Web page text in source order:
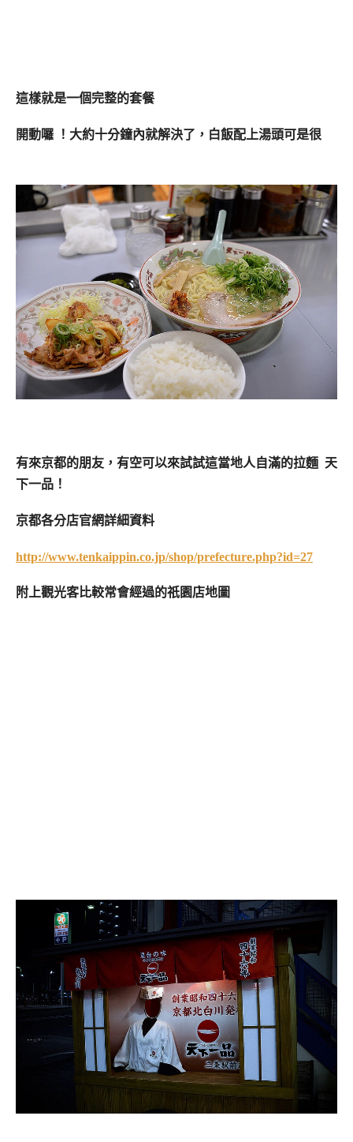
這樣就是一個完整的套餐
開動囉 ！大約十分鐘內就解決了，白飯配上湯頭可是很
有來京都的朋友，有空可以來試試這當地人自滿的拉麵 天
下一品！
京都各分店官網詳細資料
http://www.tenkaippin.co.jp/shop/prefecture.php?id=27
附上觀光客比較常會經過的祇園店地圖